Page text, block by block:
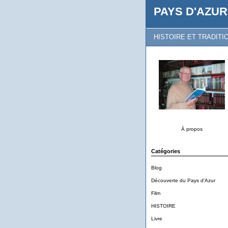
PAYS D'AZUR
HISTOIRE ET
À propos
Catégories
Blog
Découverte du Pays d'Azur
Film
HISTOIRE
Livre